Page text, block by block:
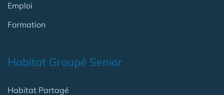
Emploi
Formation
Habitat Groupé Senior
Habitat Partagé